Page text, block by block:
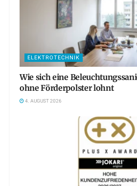
ELEKTROTECHNIK
Wie sich eine
ohne Förderpolster lohnt
4. AUGUST 2026